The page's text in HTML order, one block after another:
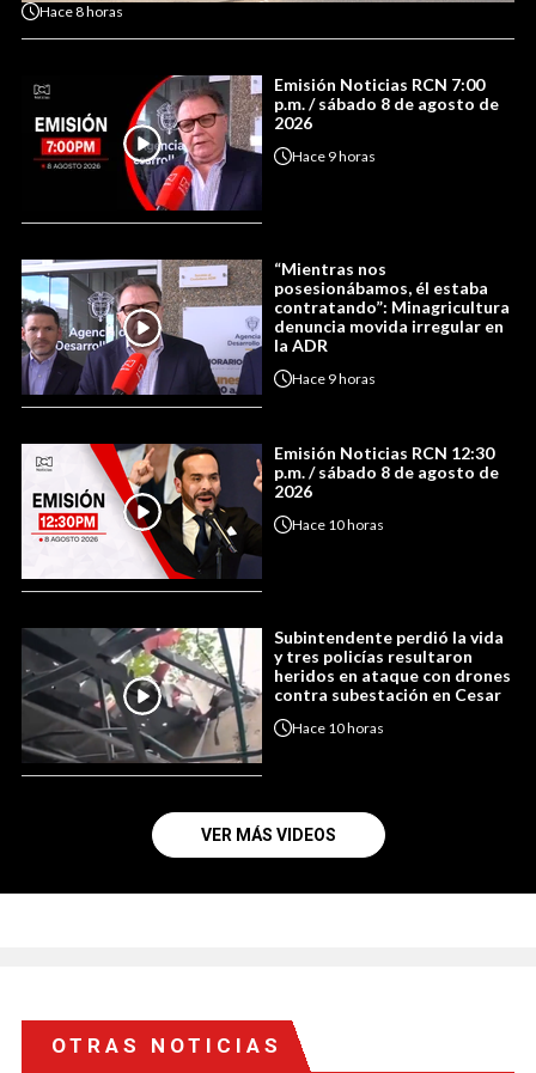
Hace8 horas
Emisión Noticias RCN 7:00
p.m. / sábado 8 de agosto de
2026
Hace 9 horas
“Mientras nos
posesionábamos, él estaba
contratando”: Minagricultura
denuncia movida irregular en
la ADR
Hace 9 horas
Emisión Noticias RCN 12:30
p.m. / sábado 8 de agosto de
2026
Hace 10 horas
Subintendente perdió la vida
y tres policías resultaron
heridos en ataque con drones
contra subestación en Cesar
Hace 10 horas
VER MÁS VIDEOS
OTRAS NOTICIAS